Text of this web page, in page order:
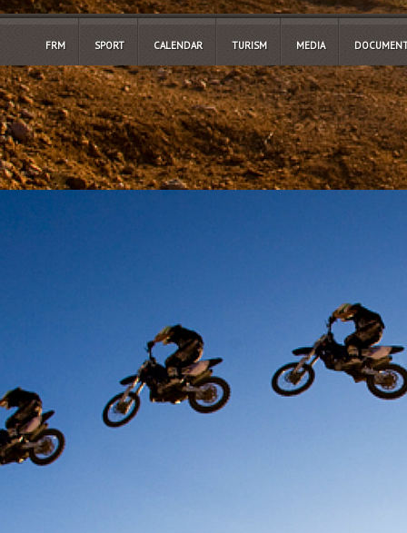
FRM SPORT CALENDAR TURISM MEDIA